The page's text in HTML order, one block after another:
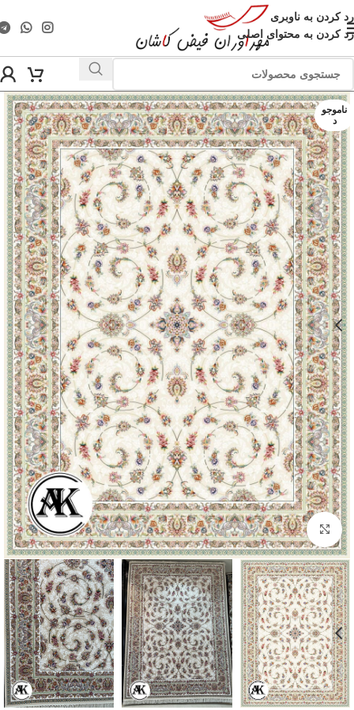
رد کردن به ناوبری
رد کردن به محتوای اصلی
ناموجو
د
بزرگنمایی تصویر